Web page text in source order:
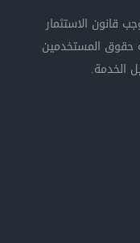
قانون الاستثمار
وذلك لحماية حقوق المستخدمين
الخدمة.